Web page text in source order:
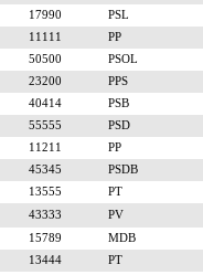
17990
PSL
11111
PP
50500
PSOL
23200
PPS
40414
PSB
55555
PSD
11211
PP
45345
PSDB
13555
PT
43333
PV
15789
MDB
13444
PT